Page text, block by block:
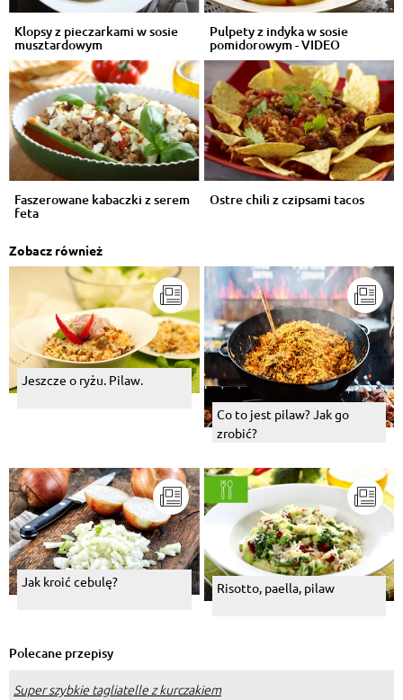
Klopsy z pieczarkami w sosie
musztardowym
Pulpety z indyka w sosie
pomidorowym - VIDEO
Faszerowane kabaczki z serem
feta
Ostre chili z czipsami tacos
Zobacz również
Jeszcze o ryżu. Pilaw.
Co to jest pilaw? Jak go
zrobić?
Jak kroić cebulę? Risotto, paella, pilaw
Polecane przepisy
Super szybkie tagliatelle z kurczakiem